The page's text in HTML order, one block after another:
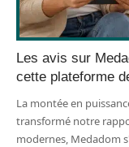
Les avis sur
cette plateforme
La montée en
transformé notre
modernes, Medadom